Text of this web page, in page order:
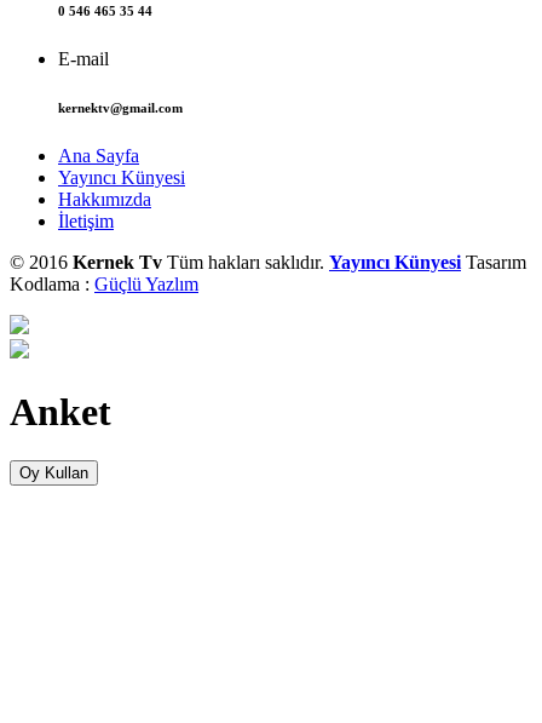
0 546 465 35 44
E-mail
kernektv@gmail.com
Ana Sayfa
Yayıncı Künyesi
Hakkımızda
İletişim
© 2016 Kernek Tv Tüm hakları saklıdır. Yayıncı Künyesi Tasarım
Kodlama : Güçlü Yazlım
Anket